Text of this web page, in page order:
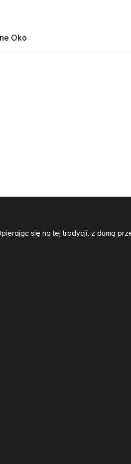
Oko
się na tej tradycji, z dumą